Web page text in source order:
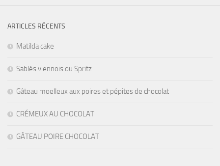
ARTICLES RÉCENTS
Matilda cake
Sablés viennois ou Spritz
Gâteau moelleux aux poires et pépites de chocolat
CRÉMEUX AU CHOCOLAT
GÂTEAU POIRE CHOCOLAT